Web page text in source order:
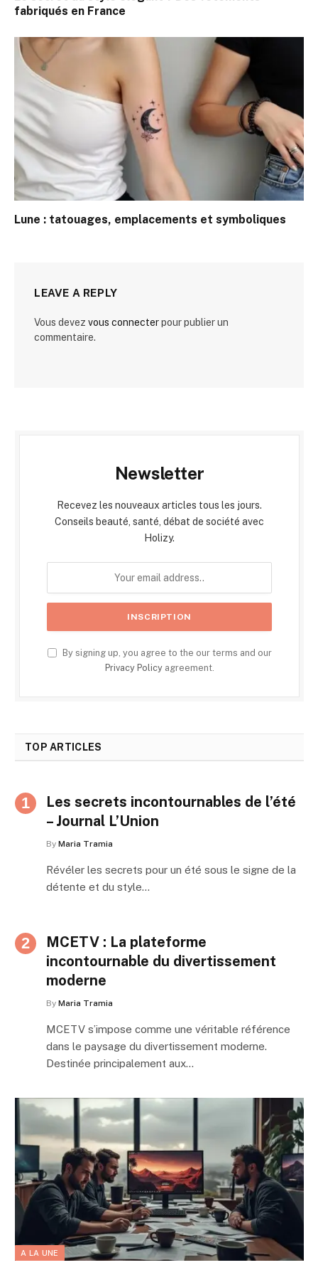
fabriqués en France
Lune : tatouages, emplacements et symboliques
LEAVE A REPLY
Vous devez vous connecterpour publier un
commentaire.
Newsletter
Recevez les nouveaux articles tous les jours.
Conseils beauté, santé, débat de société avec
Holizy.
By signing up, you agree to the our terms and our
Privacy Policyagreement.
TOP ARTICLES
Les secrets incontournables de l’été
– Journal L’Union
By Maria Tramia
Révéler les secrets pour un été sous le signe de la
détente et du style…
MCETV : La plateforme
incontournable du divertissement
moderne
By Maria Tramia
MCETV s’impose comme une véritable référence
dans le paysage du divertissement moderne.
Destinée principalement aux…
A LA UNE